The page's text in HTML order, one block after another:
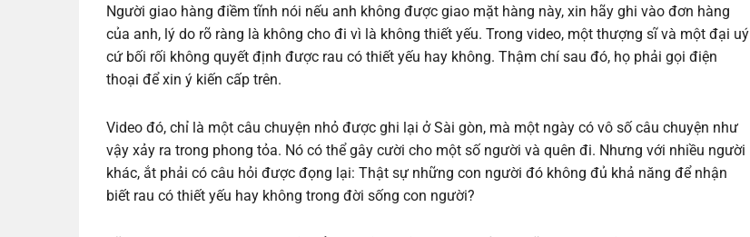
Người giao hàng điềm tĩnh nói nếu anh không được giao mặt hàng này, xin hãy ghi vào đơn hàng
của anh, lý do rõ ràng là không cho đi vì là không thiết yếu. Trong video, một thượng sĩ và một đại uý
cứ bối rối không quyết định được rau có thiết yếu hay không. Thậm chí sau đó, họ phải gọi điện
thoại để xin ý kiến cấp trên.
Video đó, chỉ là một câu chuyện nhỏ được ghi lại ở Sài gòn, mà một ngày có vô số câu chuyện như
vậy xảy ra trong phong tỏa. Nó có thể gây cười cho một số người và quên đi. Nhưng với nhiều người
khác, ắt phải có câu hỏi được đọng lại: Thật sự những con người đó không đủ khả năng để nhận
biết rau có thiết yếu hay không trong đời sống con người?